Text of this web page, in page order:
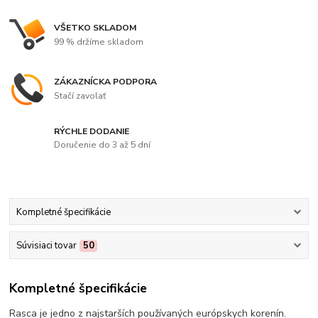
VŠETKO SKLADOM
99 % držíme skladom
ZÁKAZNÍCKA PODPORA
Stačí zavolať
RÝCHLE DODANIE
Doručenie do 3 až 5 dní
Kompletné špecifikácie
Súvisiaci tovar 50
Kompletné špecifikácie
Rasca je jedno z najstarších používaných európskych korenín.